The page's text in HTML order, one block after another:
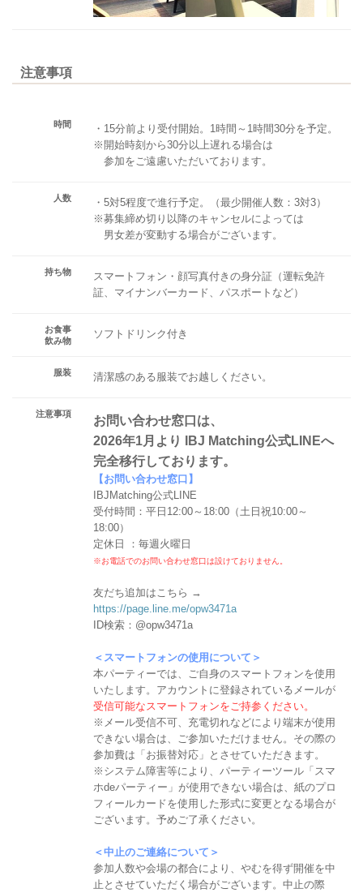
注意事項
時間
・15分前より受付開始。1時間～1時間30分を予定。
※開始時刻から30分以上遅れる場合は
参加をご遠慮いただいております。
人数
・5対5程度で進行予定。（最少開催人数：3対3）
※募集締め切り以降のキャンセルによっては
男女差が変動する場合がございます。
持ち物
スマートフォン・顔写真付きの身分証（運転免許
証、マイナンバーカード、パスポートなど）
お食事
飲み物
ソフトドリンク付き
服装 清潔感のある服装でお越しください。
注意事項
お問い合わせ窓口は、
2026年1月より IBJ Matching公式LINEへ
完全移行しております。
【お問い合わせ窓口】
IBJMatching公式LINE
受付時間：平日12:00～18:00（土日祝10:00～
18:00）
定休日 ：毎週火曜日
※お電話でのお問い合わせ窓口は設けておりません。
友だち追加はこちら →
https://page.line.me/opw3471a
ID検索：@opw3471a
＜スマートフォンの使用について＞
本パーティーでは、ご自身のスマートフォンを使用
いたします。アカウントに登録されているメールが
受信可能なスマートフォンをご持参ください。
※メール受信不可、充電切れなどにより端末が使用
できない場合は、ご参加いただけません。その際の
参加費は「お振替対応」とさせていただきます。
※システム障害等により、パーティーツール「スマ
ホdeパーティー」が使用できない場合は、紙のプロ
フィールカードを使用した形式に変更となる場合が
ございます。予めご了承ください。
＜中止のご連絡について＞
参加人数や会場の都合により、やむを得ず開催を中
止とさせていただく場合がございます。中止の際